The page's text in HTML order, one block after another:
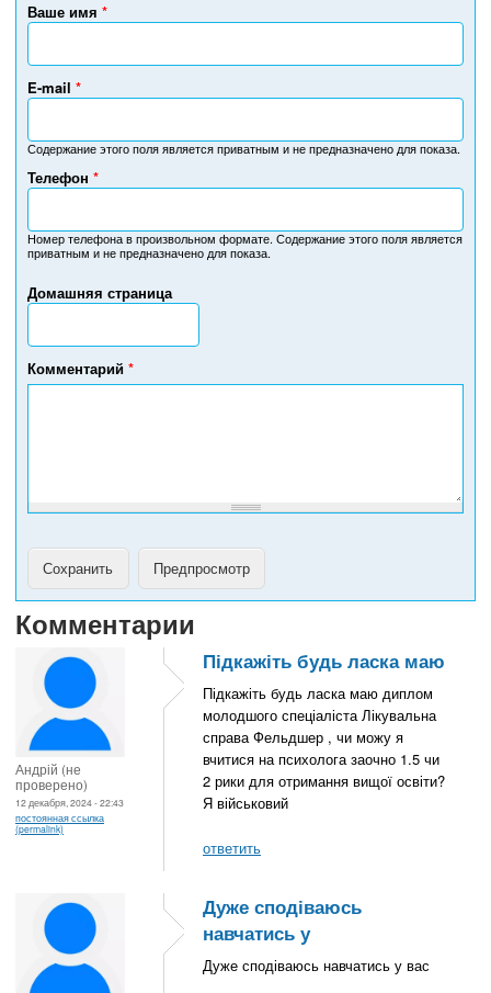
Ваше имя *
E-mail *
Содержание этого поля является приватным и не предназначено для показа.
Домашняя страница
Телефон *
Н
м
е
т
л
е
ф
Номер телефона в произвольном формате. Содержание этого поля является
приватным и не предназначено для показа.
Комментарий *
Комментарии
Андрій (не
проверено)
12 декабря, 2024 - 22:43
постоянная ссылка
(permalink)
Підкажіть будь ласка маю
Підкажіть будь ласка маю диплом
молодшого спеціаліста Лікувальна
справа Фельдшер , чи можу я
вчитися на психолога заочно 1.5 чи
2 рики для отримання вищої освіти?
Я військовий
ответить
Дуже сподіваюсь
навчатись у
Дуже сподіваюсь навчатись у вас